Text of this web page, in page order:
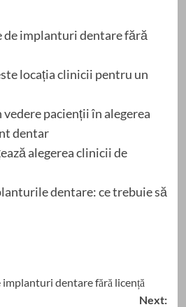
de implanturi dentare fără
locația clinicii pentru un
pacienții în alegerea
dentar
alegerea clinicii de
dentare: ce trebuie să
implanturi dentare fără licență
Next: